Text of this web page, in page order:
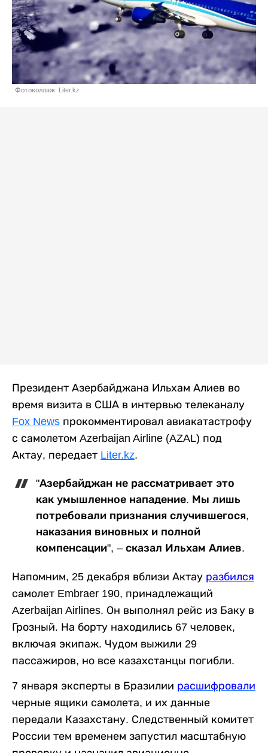
Фотоколлаж: Liter.kz
Президент Азербайджана Ильхам Алиев во
время визита в США в интервью телеканалу
Fox News прокомментировал авиакатастрофу
с самолетом Azerbaijan Airline (AZAL) под
Актау, передает Liter.kz.
"Азербайджан не рассматривает это
как умышленное нападение. Мы лишь
потребовали признания случившегося,
наказания виновных и полной
компенсации", – сказал Ильхам Алиев.
Напомним, 25 декабря вблизи Актау разбился
самолет Embraer 190, принадлежащий
Azerbaijan Airlines. Он выполнял рейс из Баку в
Грозный. На борту находились 67 человек,
включая экипаж. Чудом выжили 29
пассажиров, но все казахстанцы погибли.
7 января эксперты в Бразилии расшифровали
черные ящики самолета, и их данные
передали Казахстану. Следственный комитет
России тем временем запустил масштабную